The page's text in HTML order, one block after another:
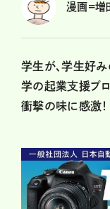
漫画=増
学生が、学生好
学の起業支援プ
衝撃の味に感激！